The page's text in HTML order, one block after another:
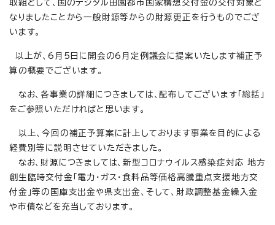
取組として、国のデジタル田園都市国家構想交付金の交付対象と
なりましたことから一般財源等からの財源更正を行うものでござ
います。
以上が、6月5日に開会の6月定例議会に提案いたします補正予
算の概要でございます。
なお、各事業の詳細につきましては、配布してございます「総括」
をご参照いただければと思います。
以上、今回の補正予算案に計上しております事業を目的による
経費別等に説明させていただきました。
なお、財源につきましては、新型コロナウイルス感染症対応 地方
創生臨時交付金「電力・ガス・食料品等価格高騰重点支援地方交
付金」等の国庫支出金や県支出金、そして、財政調整基金繰入金
や市債などを充当しております。